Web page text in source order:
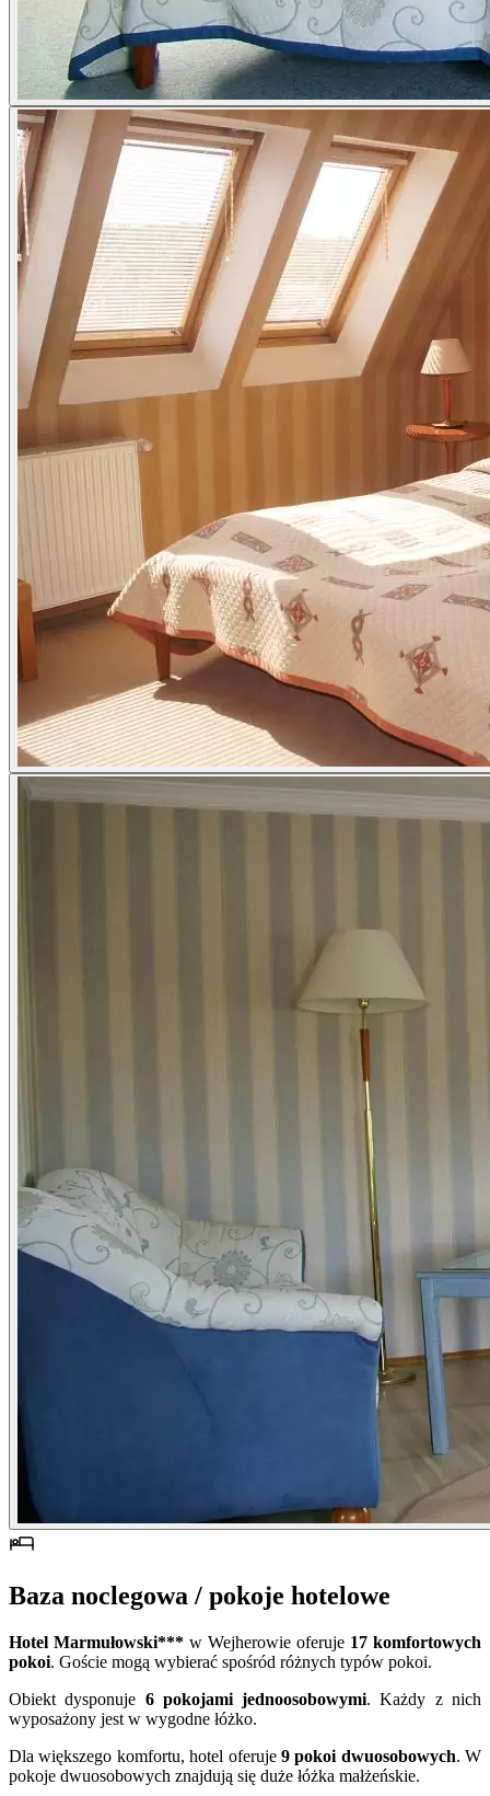
Baza noclegowa / pokoje hotelowe
Hotel Marmułowski*** w Wejherowie oferuje 17 komfortowych
pokoi. Goście mogą wybierać spośród różnych typów pokoi.
Obiekt dysponuje 6 pokojami jednoosobowymi. Każdy z nich
wyposażony jest w wygodne łóżko.
Dla większego komfortu, hotel oferuje 9 pokoi dwuosobowych. W
pokoje dwuosobowych znajdują się duże łóżka małżeńskie.